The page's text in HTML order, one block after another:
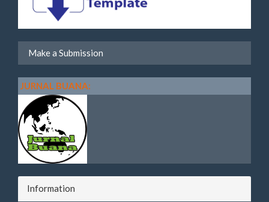
Make a Submission
JURNAL BUANA:
Information